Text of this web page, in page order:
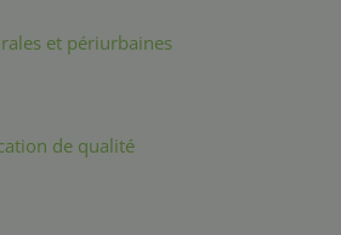
et périurbaines
de qualité